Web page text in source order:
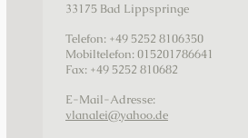
33175 Bad Lippspringe
Telefon: +49 5252 8106350
Mobiltelefon: 015201786641
Fax: +49 5252 810682
E-Mail-Adresse:
vlanalei@yahoo.de